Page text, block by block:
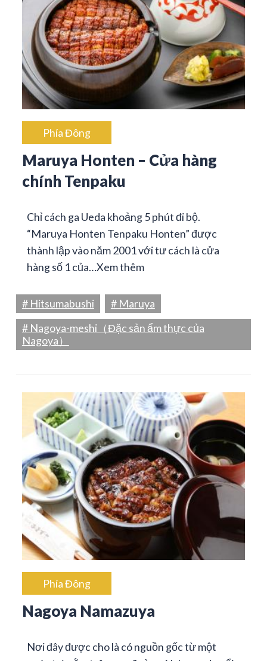
Phía Đông
Maruya Honten – Cửa hàng
chính Tenpaku
Chỉ cách ga Ueda khoảng 5 phút đi bộ.
“Maruya Honten Tenpaku Honten” được
thành lập vào năm 2001 với tư cách là cửa
hàng số 1 của…Xem thêm
# Hitsumabushi
# Maruya
# Nagoya-meshi（Đặc sản ẩm thực của
Nagoya）
Phía Đông
Nagoya Namazuya
Nơi đây được cho là có nguồn gốc từ một